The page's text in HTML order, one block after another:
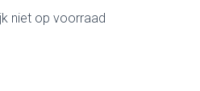
niet op voorraad